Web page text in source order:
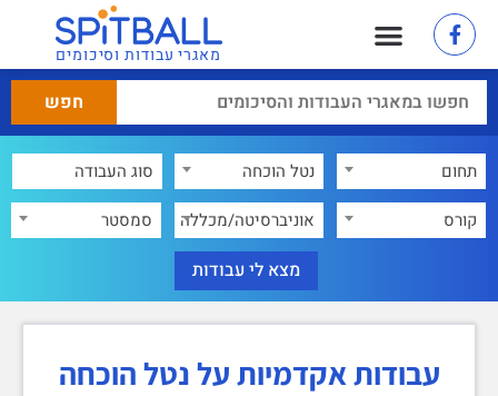
מאגרי עבודות וסיכומים
תחום
נטל הוכחה
קורס
אוניברסיטה/מכללה סמסטר
עבודות אקדמיות על נטל הוכחה